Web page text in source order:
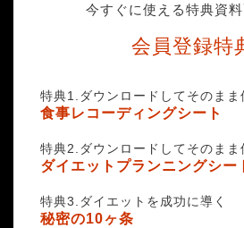
今すぐに使える特典資料
会員登録特
特典1.ダウンロードしてそのまま
食事レコーディングシート
特典2.ダウンロードしてそのまま
ダイエットプランニングシー
特典3.ダイエットを成功に導く
秘密の10ヶ条